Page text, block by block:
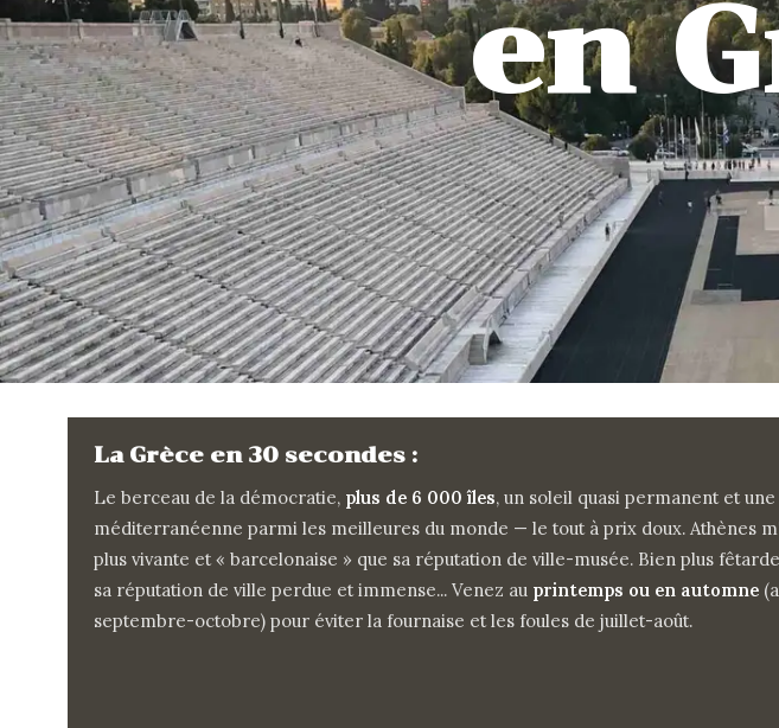
en
La Grèce en 30 secondes :
Le berceau de la démocratie, plus de 6 000 îles, un soleil quasi permanent et
méditerranéenne parmi les meilleures du monde — le tout à prix doux. Athènes
plus vivante et « barcelonaise » que sa réputation de ville-musée. Bien plus
sa réputation de ville perdue et immense... Venez au printemps ou en automne
septembre-octobre) pour éviter la fournaise et les foules de juillet-août.